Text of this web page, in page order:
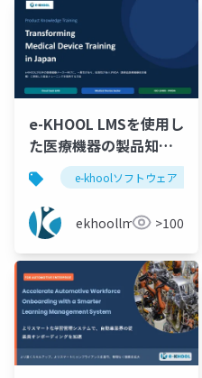
e-KHOOL LMSを使用し
た医療機器の製品知識
トレーニングe-khoolソフトウェア
ekhoollms >100